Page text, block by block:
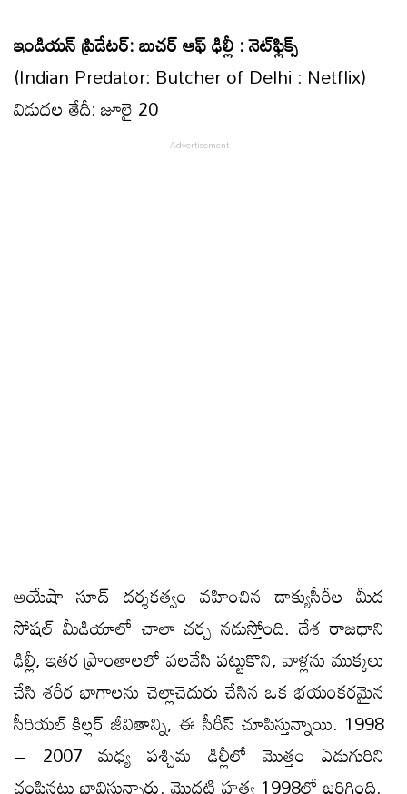
ఇండియన్ ప్రిడేటర్: బుచర్ ఆఫ్ ఢిల్లీ : నెట్‌ఫ్లిక్స్
(Indian Predator: Butcher of Delhi : Netflix)
విడుదల తేదీ: జూలై 20
ఆయేషా సూద్ దర్శకత్వం వహించిన డాక్యుసీరీల మీద
సోషల్ మీడియాలో చాలా చ‌ర్చ న‌డుస్తోంది. దేశ రాజధాని
ఢిల్లీ, ఇతర ప్రాంతాలలో వ‌ల‌వేసి ప‌ట్టుకొని, వాళ్ల‌ను ముక్కలు
చేసి శరీర భాగాలను చెల్లాచెదురు చేసిన ఒక భయంకరమైన
సీరియల్ కిల్లర్ జీవితాన్ని, ఈ సీరీస్ చూపిస్తున్నాయి. 1998
– 2007 మధ్య పశ్చిమ ఢిల్లీలో మొత్తం ఏడుగురిని
చంపినట్లు భావిస్తున్నారు. మొదటి హత్య 1998లో జరిగింది.